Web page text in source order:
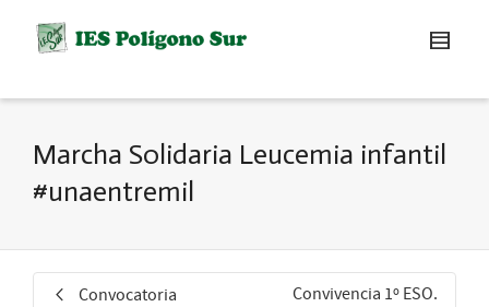
Marcha Solidaria Leucemia infantil
#unaentremil
Convocatoria
Convivencia 1º ESO.